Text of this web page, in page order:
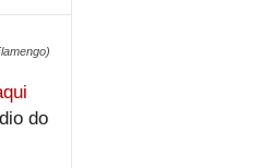
do